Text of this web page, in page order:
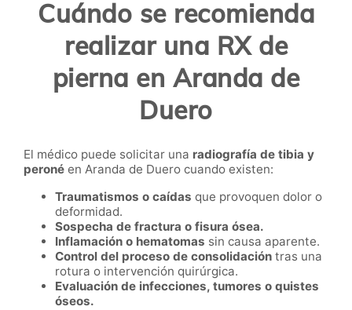
Cuándo se recomienda
realizar una RX de
pierna en Aranda de
Duero
El médico puede solicitar una radiografía de tibia y
peroné en Aranda de Duero cuando existen:
Traumatismos o caídas que provoquen dolor o
deformidad.
Sospecha de fractura o fisura ósea.
Inflamación o hematomas sin causa aparente.
Control del proceso de consolidación tras una
rotura o intervención quirúrgica.
Evaluación de infecciones, tumores o quistes
óseos.